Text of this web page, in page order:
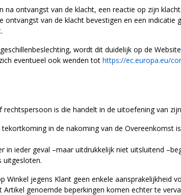
ontvangst van de klacht, een reactie op zijn
van de klacht bevestigen en een indicatie
wordt dit duidelijk op de
eventueel ook wenden tot https://ec.europa.eu/
is die handelt in de uitoefening van
in de nakoming van de Overeenkomst
ieder geval –maar uitdrukkelijk niet uitsluitend
uitgesloten.
jegens Klant geen enkele aansprakelijkheid
genoemde beperkingen komen echter te